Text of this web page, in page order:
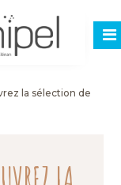
la sélection de